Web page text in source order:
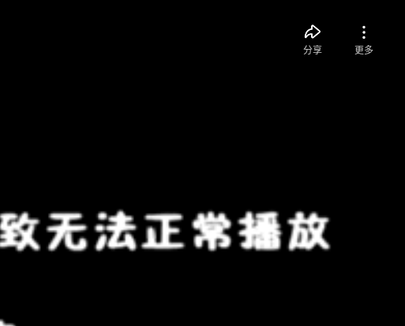
分享 更多